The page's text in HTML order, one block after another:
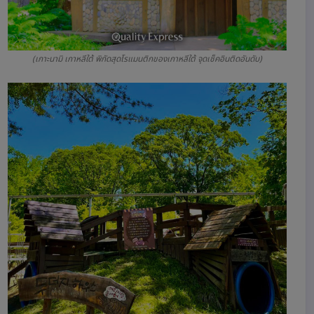
(เกาะนามิ เกาหลีใต้ พิกัดสุดโรแมนติกของเกาหลีใต้ จุดเช็คอินติดอันดับ)